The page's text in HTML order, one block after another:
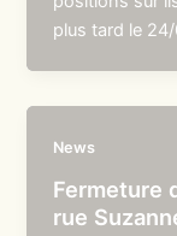
plus tard le
News
Fermeture
rue